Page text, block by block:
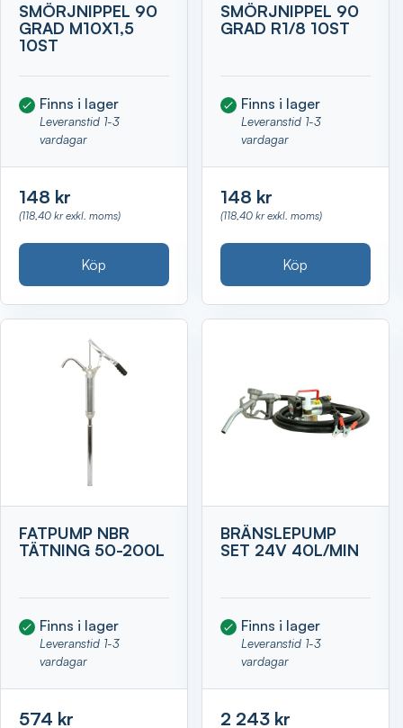
SMÖRJNIPPEL 90
GRAD M10X1,5
10ST
Finns i lager
Leveranstid 1-3
vardagar
148 kr
(118,40 kr exkl. moms)
Köp
SMÖRJNIPPEL 90
GRAD R1/8 10ST
Finns i lager
Leveranstid 1-3
vardagar
148 kr
(118,40 kr exkl. moms)
Köp
FATPUMP NBR
TÄTNING 50-200L
Finns i lager
Leveranstid 1-3
vardagar
574 kr
BRÄNSLEPUMP
SET 24V 40L/MIN
Finns i lager
Leveranstid 1-3
vardagar
2 243 kr